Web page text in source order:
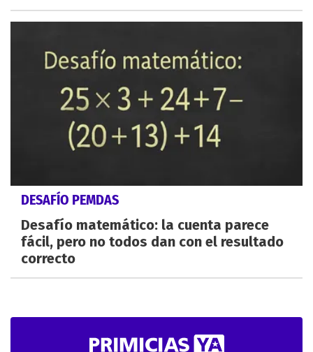
DESAFÍO PEMDAS
Desafío matemático: la cuenta parece
fácil, pero no todos dan con el resultado
correcto